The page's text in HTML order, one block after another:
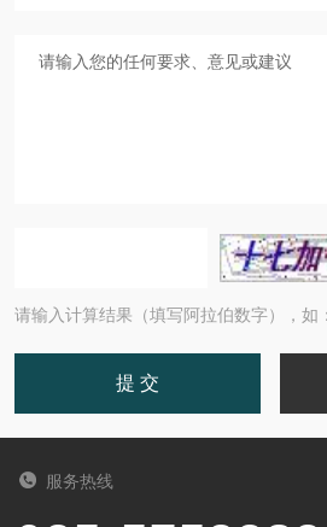
请输入计算结果（填写阿拉伯数字），如
服务热线